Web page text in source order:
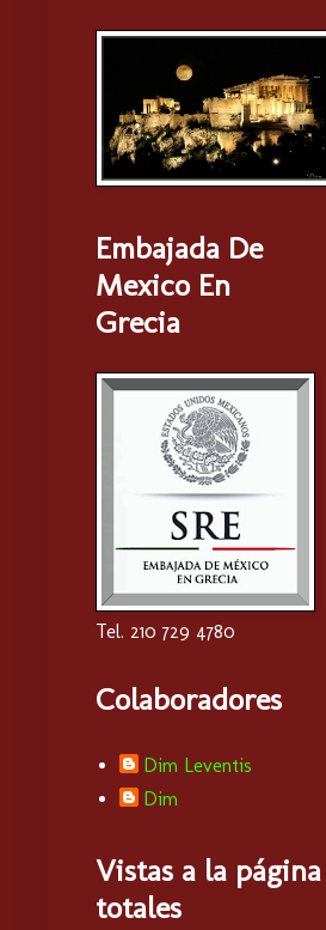
Embajada De
Mexico En
Grecia
Tel. 210 729 4780
Colaboradores
Dim Leventis
Dim
Vistas a la página
totales